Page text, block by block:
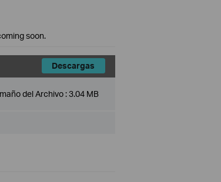
soon.
Descargas
del Archivo :3.04 MB